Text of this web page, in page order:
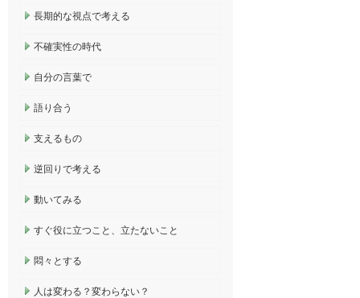
長期的な視点で考える
不確実性の時代
自分の言葉で
語り合う
支えるもの
逆回りで考える
動いてみる
すぐ役に立つこと、立たないこと
悶々とする
人は変わる？変わらない？